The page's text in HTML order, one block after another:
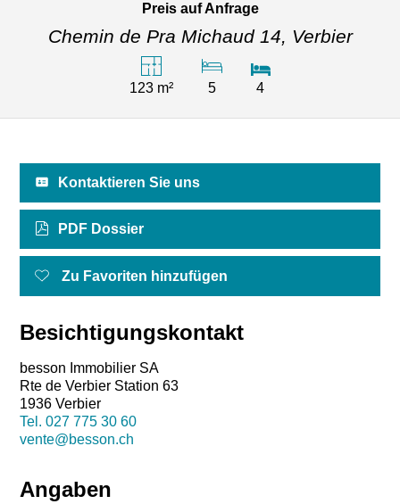
Preis auf Anfrage
Chemin de Pra Michaud 14, Verbier
123 m² 5 4
Kontaktieren Sie uns
PDF Dossier
Zu Favoriten hinzufügen
Besichtigungskontakt
besson Immobilier SA
Rte de Verbier Station 63
1936 Verbier
Tel.027 775 30 60
vente@besson.ch
Angaben